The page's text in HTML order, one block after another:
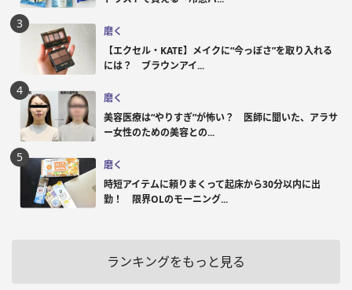
磨く
【エクセル・KATE】メイクに“今っぽさ”を取り入れる
には？ ブラウンアイ...
磨く
美容医療は“やりすぎ”が怖い？ 医師に聞いた、アラサ
ー女性のための美容との...
磨く
時短アイテムに頼りまくって起床から30分以内に出
勤！ 限界OLのモーニング...
ランキングをもっと見る